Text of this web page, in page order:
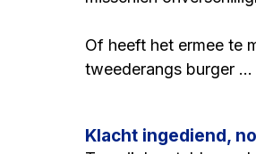
Of heeft het ermee te
tweederangs burger
Klacht ingediend,